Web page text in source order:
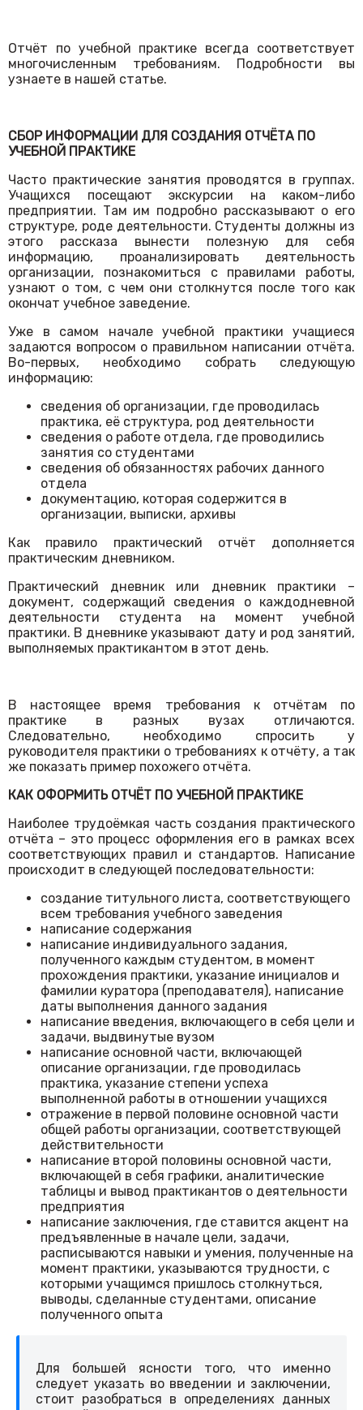
Отчёт по учебной практике всегда соответствует
многочисленным требованиям. Подробности вы
узнаете в нашей статье.
СБОР ИНФОРМАЦИИ ДЛЯ СОЗДАНИЯ ОТЧЁТА ПО
УЧЕБНОЙ ПРАКТИКЕ
Часто практические занятия проводятся в группах.
Учащихся посещают экскурсии на каком-либо
предприятии. Там им подробно рассказывают о его
структуре, роде деятельности. Студенты должны из
этого рассказа вынести полезную для себя
информацию, проанализировать деятельность
организации, познакомиться с правилами работы,
узнают о том, с чем они столкнутся после того как
окончат учебное заведение.
Уже в самом начале учебной практики учащиеся
задаются вопросом о правильном написании отчёта.
Во-первых, необходимо собрать следующую
информацию:
сведения об организации, где проводилась
практика, её структура, род деятельности
сведения о работе отдела, где проводились
занятия со студентами
сведения об обязанностях рабочих данного
отдела
документацию, которая содержится в
организации, выписки, архивы
Как правило практический отчёт дополняется
практическим дневником.
Практический дневник или дневник практики –
документ, содержащий сведения о каждодневной
деятельности студента на момент учебной
практики. В дневнике указывают дату и род занятий,
выполняемых практикантом в этот день.
В настоящее время требования к отчётам по
практике в разных вузах отличаются.
Следовательно, необходимо спросить у
руководителя практики о требованиях к отчёту, а так
же показать пример похожего отчёта.
КАК ОФОРМИТЬ ОТЧЁТ ПО УЧЕБНОЙ ПРАКТИКЕ
Наиболее трудоёмкая часть создания практического
отчёта – это процесс оформления его в рамках всех
соответствующих правил и стандартов. Написание
происходит в следующей последовательности:
создание титульного листа, соответствующего
всем требования учебного заведения
написание содержания
написание индивидуального задания,
полученного каждым студентом, в момент
прохождения практики, указание инициалов и
фамилии куратора (преподавателя), написание
даты выполнения данного задания
написание введения, включающего в себя цели и
задачи, выдвинутые вузом
написание основной части, включающей
описание организации, где проводилась
практика, указание степени успеха
выполненной работы в отношении учащихся
отражение в первой половине основной части
общей работы организации, соответствующей
действительности
написание второй половины основной части,
включающей в себя графики, аналитические
таблицы и вывод практикантов о деятельности
предприятия
написание заключения, где ставится акцент на
предъявленные в начале цели, задачи,
расписываются навыки и умения, полученные на
момент практики, указываются трудности, с
которыми учащимся пришлось столкнуться,
выводы, сделанные студентами, описание
полученного опыта
Для большей ясности того, что именно
следует указать во введении и заключении,
стоит разобраться в определениях данных